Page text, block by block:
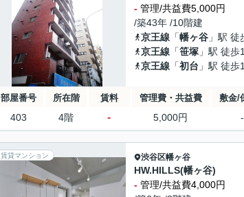
- 管理/共益費5,000円
/築43年 /10階建
京王線 「幡ヶ谷 」駅 徒
京王線 「笹塚 」駅 徒歩
京王線 「初台 」駅 徒歩
部屋番号 所在階 賃料 管理費・共益費 敷金/
403 4階 - 5,000円 -
賃貸マンション 渋谷区幡ヶ谷
HW.HILLS(幡ヶ谷)
- 管理/共益費4,000円